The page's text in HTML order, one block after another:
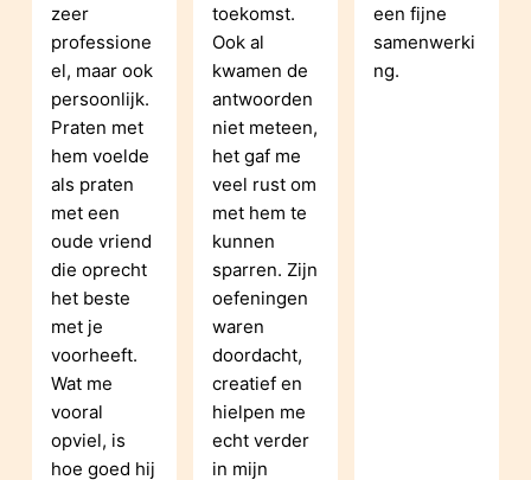
zeer
professione
el, maar ook
persoonlijk.
Praten met
hem voelde
als praten
met een
oude vriend
die oprecht
het beste
met je
voorheeft.
Wat me
vooral
opviel, is
hoe goed hij
toekomst.
Ook al
kwamen de
antwoorden
niet meteen,
het gaf me
veel rust om
met hem te
kunnen
sparren. Zijn
oefeningen
waren
doordacht,
creatief en
hielpen me
echt verder
in mijn
een fijne
samenwerki
ng.